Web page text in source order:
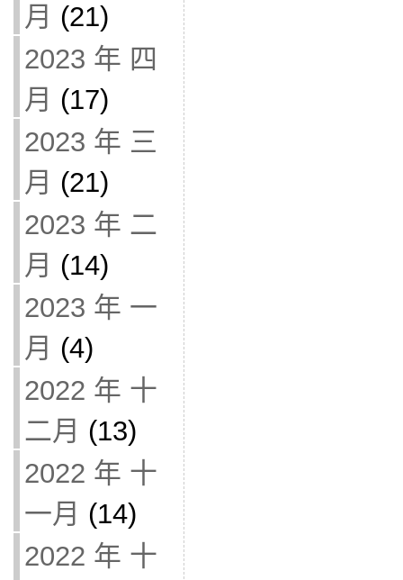
月 (21)
2023 年 四
月 (17)
2023 年 三
月 (21)
2023 年 二
月 (14)
2023 年 一
月 (4)
2022 年 十
二月 (13)
2022 年 十
一月 (14)
2022 年 十